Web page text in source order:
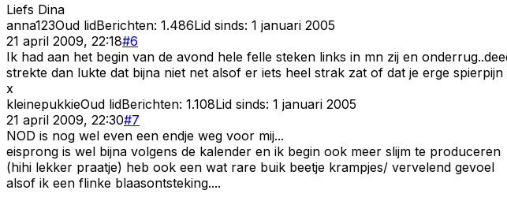
Liefs Dina
anna123Oud lidBerichten: 1.486Lid sinds: 1 januari 2005
21 april 2009, 22:18#6
Ik had aan het begin van de avond hele felle steken links in mn zij en
strekte dan lukte dat bijna niet net alsof er iets heel strak zat of dat je erge
x
kleinepukkieOud lidBerichten: 1.108Lid sinds: 1 januari 2005
21 april 2009, 22:30#7
NOD is nog wel even een endje weg voor mij...
eisprong is wel bijna volgens de kalender en ik begin ook meer slijm te produceren
(hihi lekker praatje) heb ook een wat rare buik beetje krampjes/ vervelend gevoel
alsof ik een flinke blaasontsteking....